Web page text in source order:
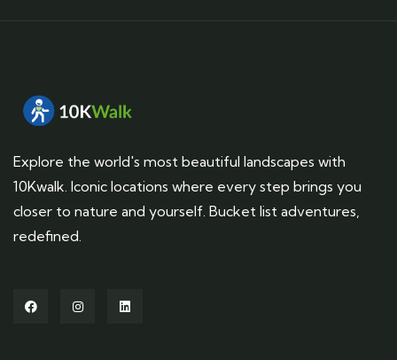
Explore the world's most beautiful landscapes with
10Kwalk. Iconic locations where every step brings you
closer to nature and yourself. Bucket list adventures,
redefined.